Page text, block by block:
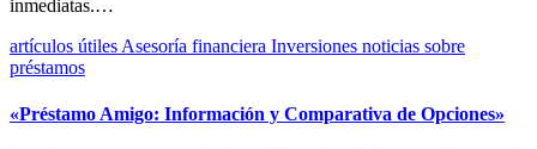
inmediatas.…
artículos útiles Asesoría financiera Inversiones noticias sobre
préstamos
«Préstamo Amigo: Información y Comparativa de Opciones»